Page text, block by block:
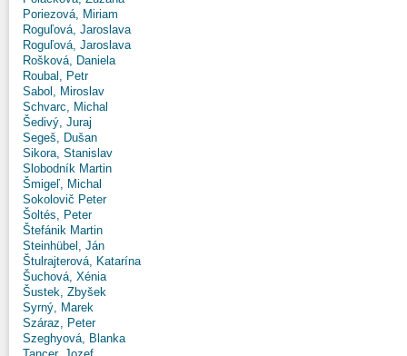
Poriezová, Miriam
Roguľová, Jaroslava
Roguľová, Jaroslava
Rošková, Daniela
Roubal, Petr
Sabol, Miroslav
Schvarc, Michal
Šedivý, Juraj
Segeš, Dušan
Sikora, Stanislav
Slobodník Martin
Šmigeľ, Michal
Sokolovič Peter
Šoltés, Peter
Štefánik Martin
Steinhübel, Ján
Štulrajterová, Katarína
Šuchová, Xénia
Šustek, Zbyšek
Syrný, Marek
Száraz, Peter
Szeghyová, Blanka